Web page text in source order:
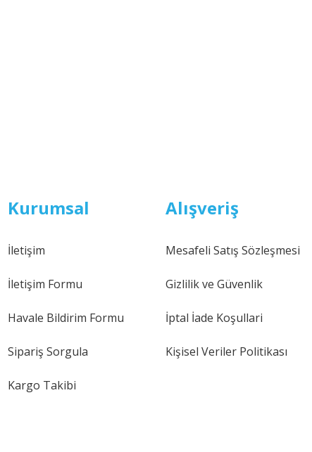
Kurumsal
İletişim
İletişim Formu
Havale Bildirim Formu
Sipariş Sorgula
Kargo Takibi
Alışveriş
Mesafeli Satış Sözleşmesi
Gizlilik ve Güvenlik
İptal İade Koşullari
Kişisel Veriler Politikası